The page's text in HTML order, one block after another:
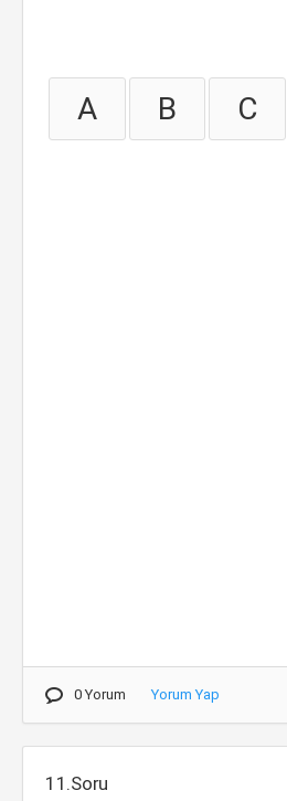
A B C
0 Yorum Yorum Yap
11.Soru